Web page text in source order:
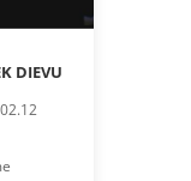
DIEVU